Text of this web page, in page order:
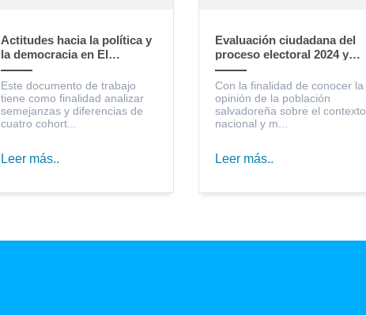
Actitudes hacia la política y
la democracia en El
Salvador: un análisis de
cohortes generacionales
Este documento de trabajo
tiene como finalidad analizar
semejanzas y diferencias de
cuatro cohort...
Leer más..
Evaluación ciudadana del
proceso electoral 2024 y
expectativas sobre la
gestión gubernamental,
legislativa y municipal
Con la finalidad de conocer la
opinión de la población
salvadoreña sobre el contexto
nacional y m...
Leer más..